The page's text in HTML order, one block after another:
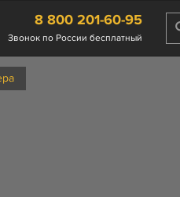
8 800 201-60-95
Звонок по России бесплатный